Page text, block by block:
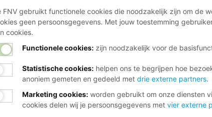
FNV gebruikt functionele cookies die noodzakelijk zijn om de
geen persoonsgegevens. Met jouw toestemming
cookies.
Functionele cookies:zijn noodzakelijk voor de
Statistische cookies: helpen ons te begrijpen hoe
anoniem gemeten en gedeeld met drie externe partners.
Marketing cookies: worden gebruikt om onze diensten
cookies delen wij je persoonsgegevens met vier externe